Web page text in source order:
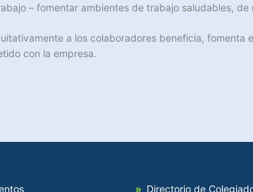
– fomentar ambientes de trabajo saludables,
a los colaboradores beneficia,
con la empresa.
Directorio de